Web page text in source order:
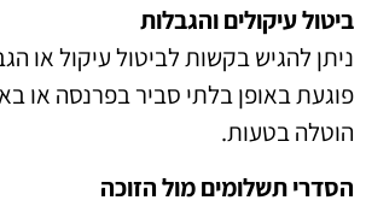
ביטול עיקולים והגבלות
ניתן להגיש בקשות לביטול עיקול או
פוגעת באופן בלתי סביר בפרנסה או
הוטלה בטעות.
הסדרי תשלומים מול הזוכה